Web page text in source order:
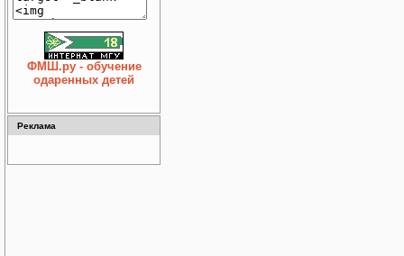
ФМШ.ру - обучение
одаренных детей
Реклама